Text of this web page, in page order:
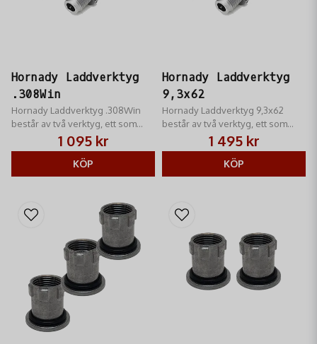
Hornady Laddverktyg
.308Win
Hornady Laddverktyg .308Win
består av två verktyg, ett som
helkalibrerar hylsan samt stöter
ut tändhatten och ett som sätter i
1 095 kr
KÖP
Hornady Laddverktyg
9,3x62
Hornady Laddverktyg 9,3x62
består av två verktyg, ett som
helkalibrerar hylsan samt stöter
ut tändhatten och ett som sätter i
1 495 kr
KÖP